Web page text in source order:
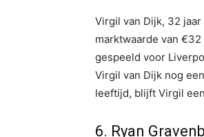
Virgil van Dijk, 32
marktwaarde van
gespeeld voor
Virgil van Dijk nog
leeftijd, blijft Virgil
6. Ryan